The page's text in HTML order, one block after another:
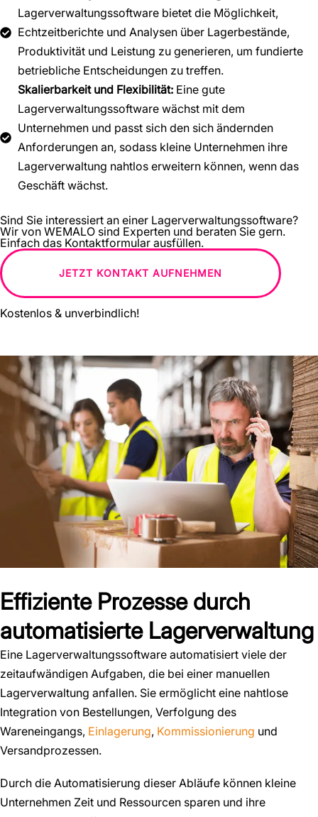
Lagerverwaltungssoftware bietet die Möglichkeit,
Echtzeitberichte und Analysen über Lagerbestände,
Produktivität und Leistung zu generieren, um fundierte
betriebliche Entscheidungen zu treffen.
Skalierbarkeit und Flexibilität: Eine gute
Lagerverwaltungssoftware wächst mit dem
Unternehmen und passt sich den sich ändernden
Anforderungen an, sodass kleine Unternehmen ihre
Lagerverwaltung nahtlos erweitern können, wenn das
Geschäft wächst.
Sind Sie interessiert an einer Lagerverwaltungssoftware?
Wir von WEMALO sind Experten und beraten Sie gern.
Einfach das Kontaktformular ausfüllen.
JETZT KONTAKT AUFNEHMEN
Kostenlos & unverbindlich!
Effiziente Prozesse durch
automatisierte Lagerverwaltung
Eine Lagerverwaltungssoftware automatisiert viele der
zeitaufwändigen Aufgaben, die bei einer manuellen
Lagerverwaltung anfallen. Sie ermöglicht eine nahtlose
Integration von Bestellungen, Verfolgung des
Wareneingangs, Einlagerung, Kommissionierung und
Versandprozessen.
Durch die Automatisierung dieser Abläufe können kleine
Unternehmen Zeit und Ressourcen sparen und ihre